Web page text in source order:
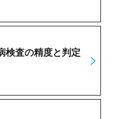
検査の精度と判定